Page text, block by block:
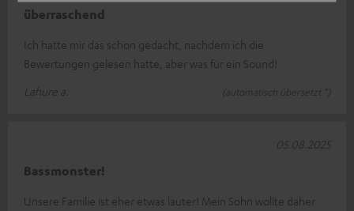
überraschend
Ich hatte mir das schon gedacht, nachdem ich die
Bewertungen gelesen hatte, aber was für ein Sound!
Lahure a.
(automatisch übersetzt *)
Bassmonster!
Unsere Familie ist eher etwas lauter! Mein Sohn wollte daher
05.08.2025